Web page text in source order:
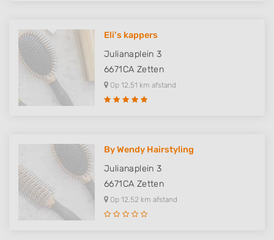
Eli’s kappers
Julianaplein 3
6671CA Zetten
Op 12,51 km afstand
By Wendy Hairstyling
Julianaplein 3
6671CA Zetten
Op 12,52 km afstand